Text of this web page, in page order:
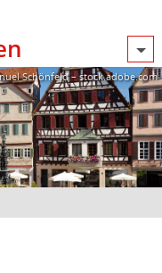
Schönfeld – stock.adobe.com